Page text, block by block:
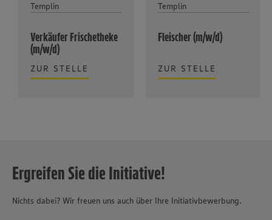
Templin
Verkäufer Frischetheke
(m/w/d)
ZUR STELLE
Templin
Fleischer (m/w/d)
ZUR STELLE
Ergreifen Sie die Initiative!
Nichts dabei? Wir freuen uns auch über Ihre Initiativbewerbung.